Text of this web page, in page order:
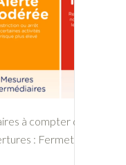
à compter de lundi, 10
: Fermetures à 22h